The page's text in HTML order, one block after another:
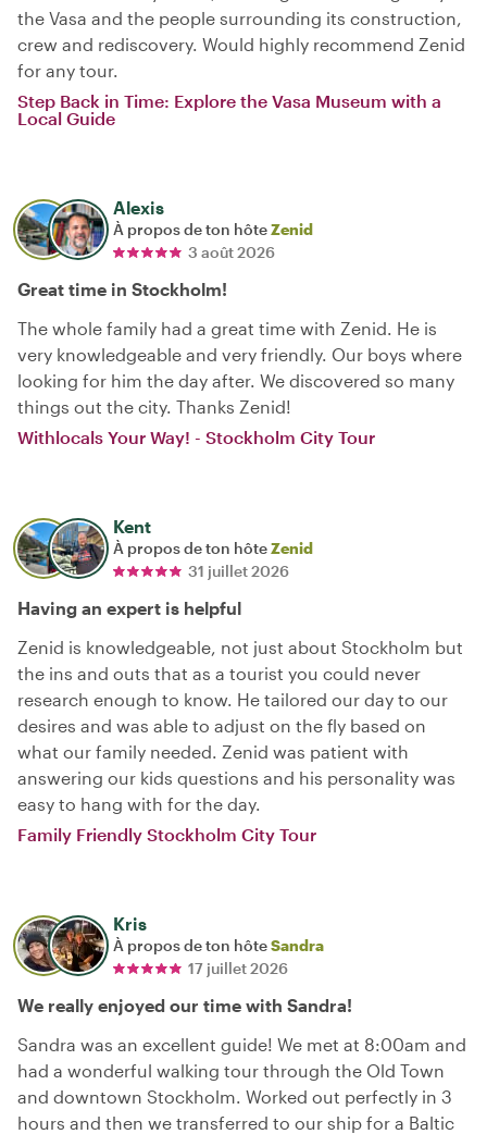
the Vasa and the people surrounding its construction,
crew and rediscovery. Would highly recommend Zenid
for any tour.
Step Back in Time: Explore the Vasa Museum with a
Local Guide
Alexis
À propos de ton hôteZenid
3 août 2026
Great time in Stockholm!
The whole family had a great time with Zenid. He is
very knowledgeable and very friendly. Our boys where
looking for him the day after. We discovered so many
things out the city. Thanks Zenid!
Withlocals Your Way! - Stockholm City Tour
Kent
À propos de ton hôteZenid
31 juillet 2026
Having an expert is helpful
Zenid is knowledgeable, not just about Stockholm but
the ins and outs that as a tourist you could never
research enough to know. He tailored our day to our
desires and was able to adjust on the fly based on
what our family needed. Zenid was patient with
answering our kids questions and his personality was
easy to hang with for the day.
Family Friendly Stockholm City Tour
Kris
À propos de ton hôteSandra
17 juillet 2026
We really enjoyed our time with Sandra!
Sandra was an excellent guide! We met at 8:00am and
had a wonderful walking tour through the Old Town
and downtown Stockholm. Worked out perfectly in 3
hours and then we transferred to our ship for a Baltic